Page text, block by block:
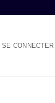
SE CONNECTER